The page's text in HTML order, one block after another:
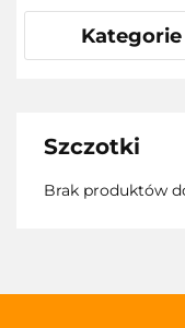
Kategorie
Szczotki
Brak produktów